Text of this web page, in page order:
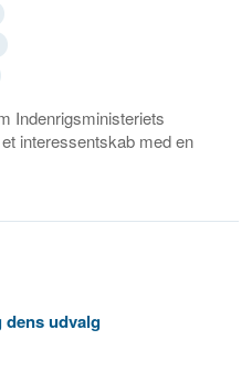
Indenrigsministeriets
interessentskab med en
dens udvalg